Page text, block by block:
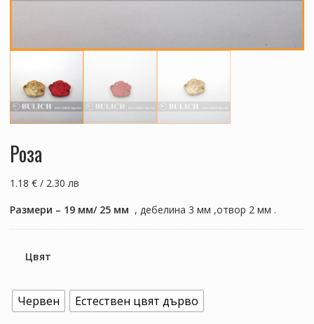
Роза
1.18 € / 2.30 лв
Размери – 19 мм/ 25 мм , дебелина 3 мм ,отвор 2 мм .
Цвят
Червен Естествен цвят дърво